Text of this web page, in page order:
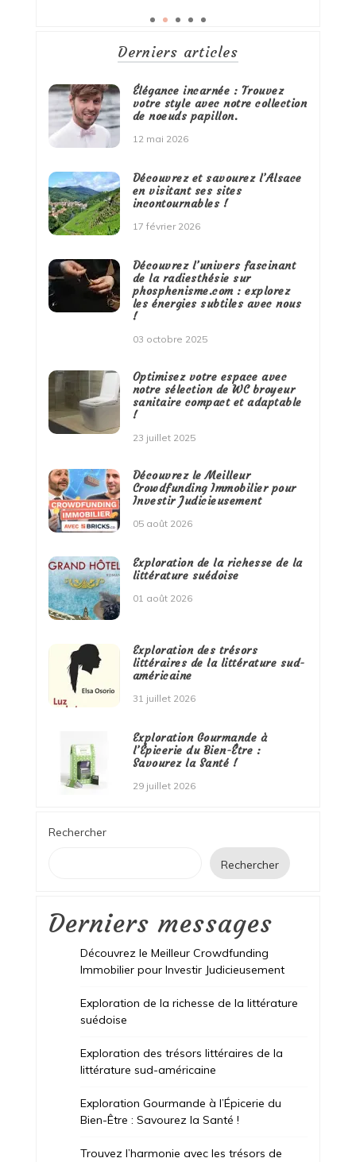
Derniers articles
Élégance incarnée : Trouvez
votre style avec notre collection
de noeuds papillon.
12 mai 2026
Découvrez et savourez l’Alsace
en visitant ses sites
incontournables !
17 février 2026
Découvrez l’univers fascinant
de la radiesthésie sur
phosphenisme.com : explorez
les énergies subtiles avec nous
!
03 octobre 2025
Optimisez votre espace avec
notre sélection de WC broyeur
sanitaire compact et adaptable
!
23 juillet 2025
Découvrez le Meilleur
Crowdfunding Immobilier pour
Investir Judicieusement
05 août 2026
Exploration de la richesse de la
littérature suédoise
01 août 2026
Exploration des trésors
littéraires de la littérature sud-
américaine
31 juillet 2026
Exploration Gourmande à
l’Épicerie du Bien-Être :
Savourez la Santé !
29 juillet 2026
Rechercher
Rechercher
Derniers messages
Découvrez le Meilleur Crowdfunding
Immobilier pour Investir Judicieusement
Exploration de la richesse de la littérature
suédoise
Exploration des trésors littéraires de la
littérature sud-américaine
Exploration Gourmande à l’Épicerie du
Bien-Être : Savourez la Santé !
Trouvez l’harmonie avec les trésors de